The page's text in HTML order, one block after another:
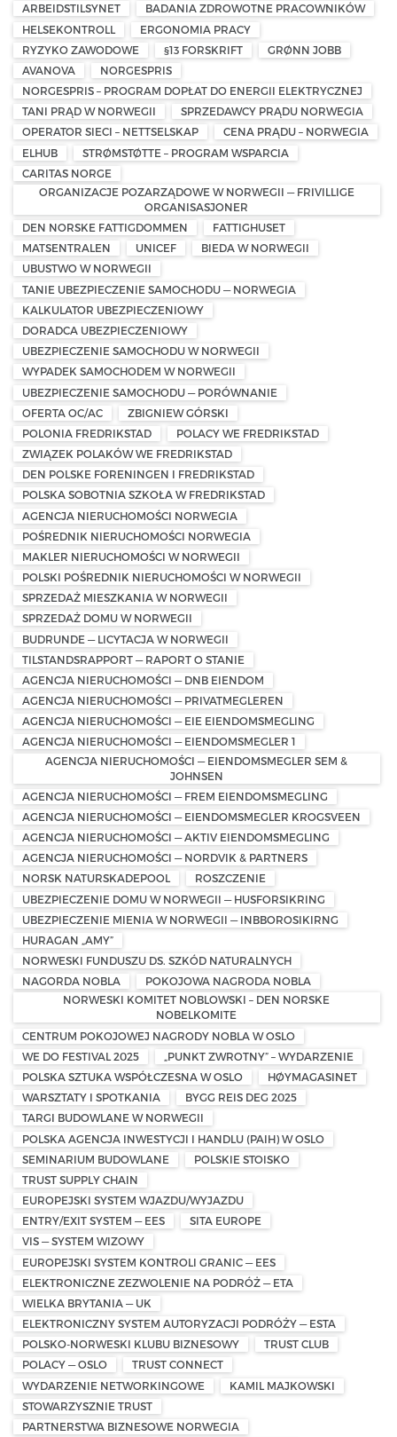
ARBEIDSTILSYNET
BADANIA ZDROWOTNE PRACOWNIKÓW
HELSEKONTROLL
ERGONOMIA PRACY
RYZYKO ZAWODOWE
§13 FORSKRIFT
GRØNN JOBB
AVANOVA
NORGESPRIS
NORGESPRIS – PROGRAM DOPŁAT DO ENERGII ELEKTRYCZNEJ
TANI PRĄD W NORWEGII
SPRZEDAWCY PRĄDU NORWEGIA
OPERATOR SIECI – NETTSELSKAP
CENA PRĄDU – NORWEGIA
ELHUB
STRØMSTØTTE – PROGRAM WSPARCIA
CARITAS NORGE
ORGANIZACJE POZARZĄDOWE W NORWEGII — FRIVILLIGE
ORGANISASJONER
DEN NORSKE FATTIGDOMMEN
FATTIGHUSET
MATSENTRALEN
UNICEF
BIEDA W NORWEGII
UBUSTWO W NORWEGII
TANIE UBEZPIECZENIE SAMOCHODU — NORWEGIA
KALKULATOR UBEZPIECZENIOWY
DORADCA UBEZPIECZENIOWY
UBEZPIECZENIE SAMOCHODU W NORWEGII
WYPADEK SAMOCHODEM W NORWEGII
UBEZPIECZENIE SAMOCHODU — PORÓWNANIE
OFERTA OC/AC
ZBIGNIEW GÓRSKI
POLONIA FREDRIKSTAD
POLACY WE FREDRIKSTAD
ZWIĄZEK POLAKÓW WE FREDRIKSTAD
DEN POLSKE FORENINGEN I FREDRIKSTAD
POLSKA SOBOTNIA SZKOŁA W FREDRIKSTAD
AGENCJA NIERUCHOMOŚCI NORWEGIA
POŚREDNIK NIERUCHOMOŚCI NORWEGIA
MAKLER NIERUCHOMOŚCI W NORWEGII
POLSKI POŚREDNIK NIERUCHOMOŚCI W NORWEGII
SPRZEDAŻ MIESZKANIA W NORWEGII
SPRZEDAŻ DOMU W NORWEGII
BUDRUNDE — LICYTACJA W NORWEGII
TILSTANDSRAPPORT — RAPORT O STANIE
AGENCJA NIERUCHOMOŚCI — DNB EIENDOM
AGENCJA NIERUCHOMOŚCI — PRIVATMEGLEREN
AGENCJA NIERUCHOMOŚCI — EIE EIENDOMSMEGLING
AGENCJA NIERUCHOMOŚCI — EIENDOMSMEGLER 1
AGENCJA NIERUCHOMOŚCI — EIENDOMSMEGLER SEM &
JOHNSEN
AGENCJA NIERUCHOMOŚCI — FREM EIENDOMSMEGLING
AGENCJA NIERUCHOMOŚCI — EIENDOMSMEGLER KROGSVEEN
AGENCJA NIERUCHOMOŚCI — AKTIV EIENDOMSMEGLING
AGENCJA NIERUCHOMOŚCI — NORDVIK & PARTNERS
NORSK NATURSKADEPOOL
ROSZCZENIE
UBEZPIECZENIE DOMU W NORWEGII — HUSFORSIKRING
UBEZPIECZENIE MIENIA W NORWEGII — INBBOROSIKIRNG
HURAGAN „AMY”
NORWESKI FUNDUSZU DS. SZKÓD NATURALNYCH
NAGORDA NOBLA
POKOJOWA NAGRODA NOBLA
NORWESKI KOMITET NOBLOWSKI – DEN NORSKE
NOBELKOMITE
CENTRUM POKOJOWEJ NAGRODY NOBLA W OSLO
WE DO FESTIVAL 2025
„PUNKT ZWROTNY” – WYDARZENIE
POLSKA SZTUKA WSPÓŁCZESNA W OSLO
HØYMAGASINET
WARSZTATY I SPOTKANIA
BYGG REIS DEG 2025
TARGI BUDOWLANE W NORWEGII
POLSKA AGENCJA INWESTYCJI I HANDLU (PAIH) W OSLO
SEMINARIUM BUDOWLANE
POLSKIE STOISKO
TRUST SUPPLY CHAIN
EUROPEJSKI SYSTEM WJAZDU/WYJAZDU
ENTRY/EXIT SYSTEM — EES
SITA EUROPE
VIS — SYSTEM WIZOWY
EUROPEJSKI SYSTEM KONTROLI GRANIC — EES
ELEKTRONICZNE ZEZWOLENIE NA PODRÓŻ — ETA
WIELKA BRYTANIA — UK
ELEKTRONICZNY SYSTEM AUTORYZACJI PODRÓŻY — ESTA
POLSKO-NORWESKI KLUBU BIZNESOWY
TRUST CLUB
POLACY — OSLO
TRUST CONNECT
WYDARZENIE NETWORKINGOWE
KAMIL MAJKOWSKI
STOWARZYSZNIE TRUST
PARTNERSTWA BIZNESOWE NORWEGIA